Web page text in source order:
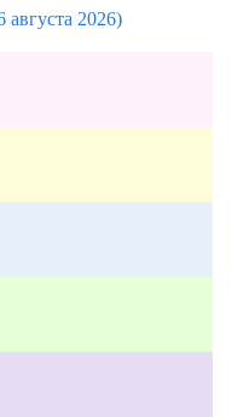
августа 2026)